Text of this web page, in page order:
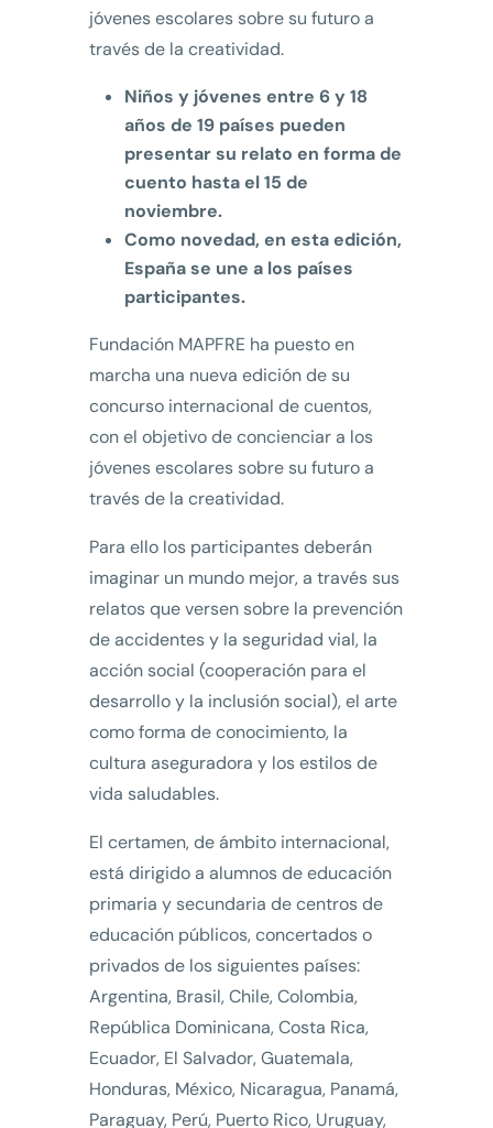
jóvenes escolares sobre su futuro a
través de la creatividad.
Niños y jóvenes entre 6 y 18
años de 19 países pueden
presentar su relato en forma de
cuento hasta el 15 de
noviembre.
Como novedad, en esta edición,
España se une a los países
participantes.
Fundación MAPFRE ha puesto en
marcha una nueva edición de su
concurso internacional de cuentos,
con el objetivo de concienciar a los
jóvenes escolares sobre su futuro a
través de la creatividad.
Para ello los participantes deberán
imaginar un mundo mejor, a través sus
relatos que versen sobre la prevención
de accidentes y la seguridad vial, la
acción social (cooperación para el
desarrollo y la inclusión social), el arte
como forma de conocimiento, la
cultura aseguradora y los estilos de
vida saludables.
El certamen, de ámbito internacional,
está dirigido a alumnos de educación
primaria y secundaria de centros de
educación públicos, concertados o
privados de los siguientes países:
Argentina, Brasil, Chile, Colombia,
República Dominicana, Costa Rica,
Ecuador, El Salvador, Guatemala,
Honduras, México, Nicaragua, Panamá,
Paraguay, Perú, Puerto Rico, Uruguay,